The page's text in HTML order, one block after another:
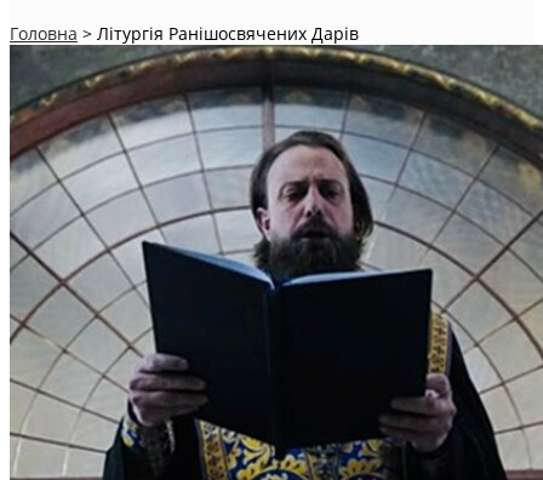
Головна > Літургія Ранішосвячених Дарів